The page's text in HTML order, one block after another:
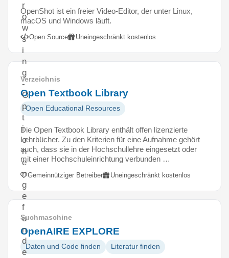
r
o
w
s
i
n
g
-
O
p
t
i
o
n
e
n
g
e
f
u
n
d
e
OpenShot ist ein freier Video-Editor, der unter Linux,
macOS und Windows läuft.
Open Source Uneingeschränkt kostenlos
Verzeichnis
Open Textbook Library
Open Educational Resources
Die Open Textbook Library enthält offen lizenzierte
Lehrbücher. Zu den Kriterien für eine Aufnahme gehört
auch, dass sie in der Hochschullehre eingesetzt oder
mit einer Hochschuleinrichtung verbunden …
Gemeinnütziger Betreiber Uneingeschränkt kostenlos
Suchmaschine
OpenAIRE EXPLORE
Daten und Code finden Literatur finden